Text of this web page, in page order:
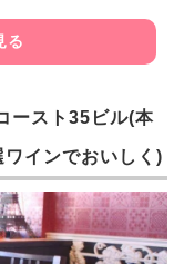
る
ースト35ビル(本
インでおいしく)